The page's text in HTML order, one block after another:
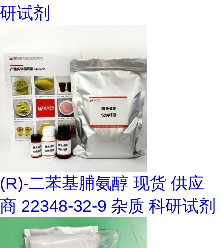
研试剂
(R)-二苯基脯氨醇 现货 供应
商 22348-32-9 杂质 科研试剂